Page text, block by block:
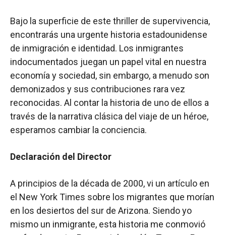
Bajo la superficie de este thriller de supervivencia,
encontrarás una urgente historia estadounidense
de inmigración e identidad. Los inmigrantes
indocumentados juegan un papel vital en nuestra
economía y sociedad, sin embargo, a menudo son
demonizados y sus contribuciones rara vez
reconocidas. Al contar la historia de uno de ellos a
través de la narrativa clásica del viaje de un héroe,
esperamos cambiar la conciencia.
Declaración del Director
A principios de la década de 2000, vi un artículo en
el New York Times sobre los migrantes que morían
en los desiertos del sur de Arizona. Siendo yo
mismo un inmigrante, esta historia me conmovió